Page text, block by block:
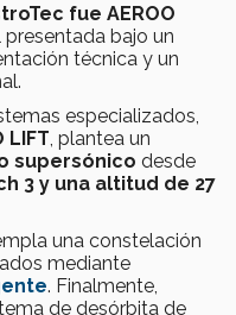
fue AEROO
presentada bajo un
técnica y un
especializados,
LIFT , plantea un
supersónico desde
3 y una altitud de 27
una constelación
mediante
. Finalmente,
de desórbita de